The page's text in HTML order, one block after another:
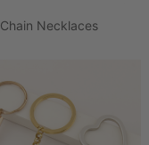
Chain Necklaces